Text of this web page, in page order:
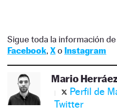
Sigue toda la información de
Facebook, Xo Instagram
Mario Herráez
Perfil de
Twitter